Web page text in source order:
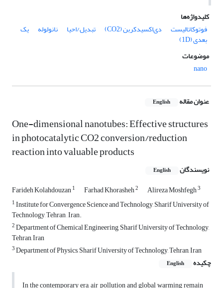
کلیدواژه‌ها
فوتوکاتالیست
دی‌اکسیدکربن (CO2) تبدیل/احیا نانولوله یک
بعدی (1D)
موضوعات
nano
عنوان مقاله English
One-dimensional nanotubes: Effective structures
in photocatalytic CO2 conversion/reduction
reaction into valuable products
نویسندگان English
Farideh Kolahdouzan1 Farhad Khorasheh2 Alireza Moshfegh3
1Institute for Convergence Science and Technology, Sharif University of
Technology, Tehran , Iran.
2Department of Chemical Engineering, Sharif University of Technology,
Tehran, Iran
3Department of Physics, Sharif University of Technology, Tehran, Iran
چکیده
English